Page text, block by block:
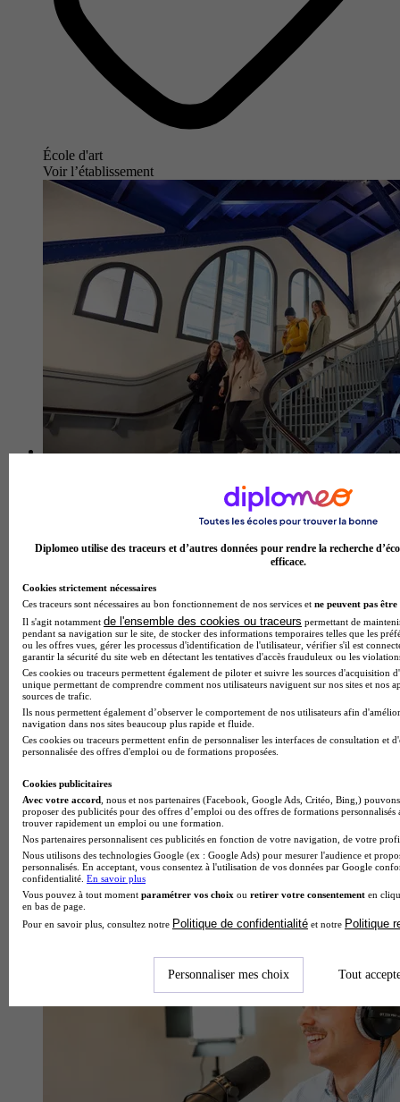
École d'art
Voir l’établissement
iaelyon 3 - School of Management
Lyon 8e
École de gestion et de commerce
Voir l’établissement
Diplomeo utilise des traceurs et d’autres données pour rendre la recherche
efficace.
Cookies strictement nécessaires
Ces traceurs sont nécessaires au bon fonctionnement de nos services et ne peuvent pas être
Il s'agit notamment de l'ensemble des cookies ou traceurs permettant de
pendant sa navigation sur le site, de stocker des informations temporaires telles que les
ou les offres vues, gérer les processus d'identification de l'utilisateur, vérifier s'il est
garantir la sécurité du site web en détectant les tentatives d'accès frauduleux ou les
Ces cookies ou traceurs permettent également de piloter et suivre les sources d'acquisition
unique permettant de comprendre comment nos utilisateurs naviguent sur nos sites et nos
sources de trafic.
Ils nous permettent également d’observer le comportement de nos utilisateurs afin
navigation dans nos sites beaucoup plus rapide et fluide.
Ces cookies ou traceurs permettent enfin de personnaliser les interfaces de consultation et
personnalisée des offres d'emploi ou de formations proposées.
Cookies publicitaires
Avec votre accord , nous et nos partenaires (Facebook, Google Ads, Critéo, Bing,)
proposer des publicités pour des offres d’emploi ou des offres de formations
trouver rapidement un emploi ou une formation.
Nos partenaires personnalisent ces publicités en fonction de votre navigation, de votre
Nous utilisons des technologies Google (ex : Google Ads) pour mesurer l'audience et
personnalisés. En acceptant, vous consentez à l'utilisation de vos données par Google
confidentialité. En savoir plus
Vous pouvez à tout moment paramétrer vos choix ou retirer votre consentement en
en bas de page.
Pour en savoir plus, consultez notre Politique de confidentialité et notre Politique
Personnaliser mes choix Tout